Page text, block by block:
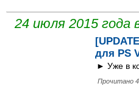
24 июля 2015 года
для PS
► Уже в
Прочитано